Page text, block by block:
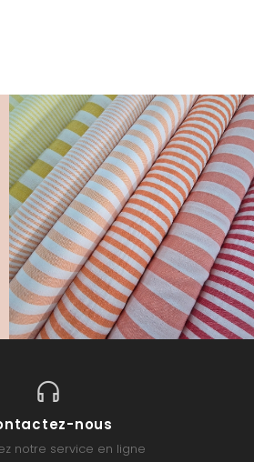
nous
notre service en ligne